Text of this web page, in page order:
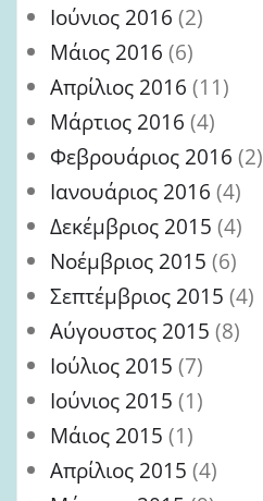
Ιούνιος 2016 (2)
Μάιος 2016 (6)
Απρίλιος 2016 (11)
Μάρτιος 2016 (4)
Φεβρουάριος 2016 (2)
Ιανουάριος 2016 (4)
Δεκέμβριος 2015 (4)
Νοέμβριος 2015 (6)
Σεπτέμβριος 2015 (4)
Αύγουστος 2015 (8)
Ιούλιος 2015 (7)
Ιούνιος 2015 (1)
Μάιος 2015 (1)
Απρίλιος 2015 (4)